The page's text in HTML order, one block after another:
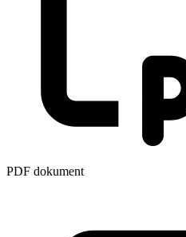
PDF dokument